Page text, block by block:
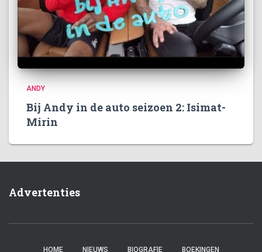
ANDY
Bij Andy in de auto seizoen 2: Isimat-
Mirin
Advertenties
HOME NIEUWS BIOGRAFIE BOEKINGEN